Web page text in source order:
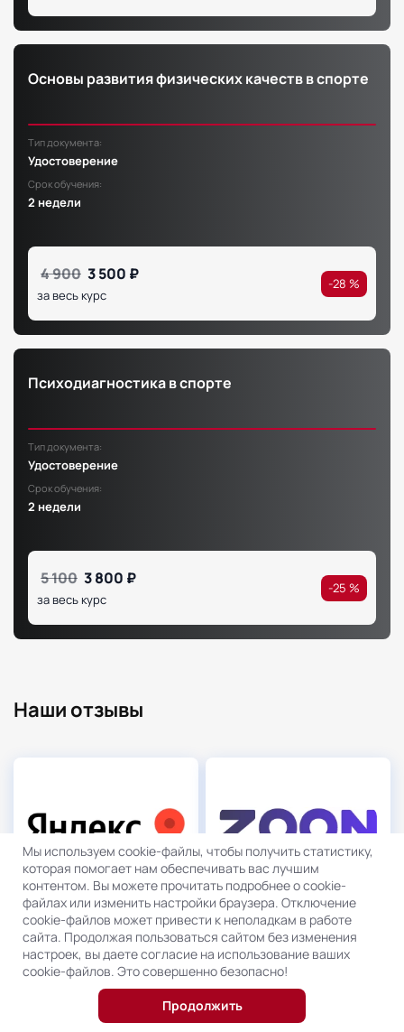
Основы развития физических качеств в спорте
Тип документа:
Удостоверение
Срок обучения:
2 недели
4 900 3 500 ₽
за весь курс
-28 %
Психодиагностика в спорте
Тип документа:
Удостоверение
Срок обучения:
2 недели
5 100 3 800 ₽
за весь курс
-25 %
Наши отзывы
Отзывы в «Яндекс.Карты»
5.0
Отзывы в «Zoon»
5.0
Мы используем cookie-файлы, чтобы получить статистику,
которая помогает нам обеспечивать вас лучшим
контентом. Вы можете прочитать подробнее о cookie-
файлах или изменить настройки браузера. Отключение
cookie-файлов может привести к неполадкам в работе
сайта. Продолжая пользоваться сайтом без изменения
настроек, вы даете согласие на использование ваших
cookie-файлов. Это совершенно безопасно!
Продолжить